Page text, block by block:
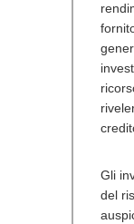
Gli
del